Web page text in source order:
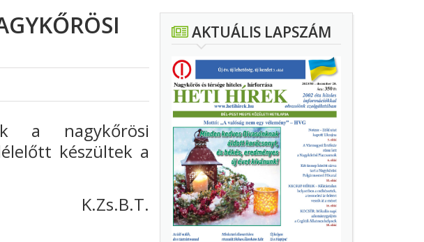
a nagykőrösi
készültek a
K.Zs.B.T.
AKTUÁLIS LAPSZÁM